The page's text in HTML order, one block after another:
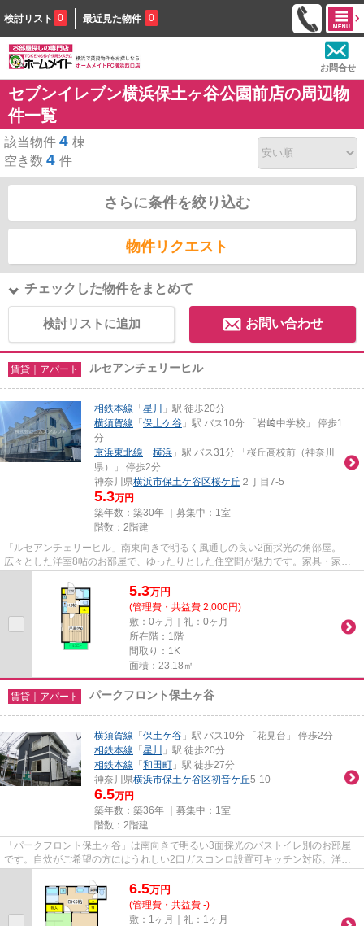
検討リスト 0 最近見た物件 0
お問合せ
セブンイレブン横浜保土ヶ谷公園前店の周辺物
件一覧
該当物件 4 棟
空き数 4 件
さらに条件を絞り込む
物件リクエスト
チェックした物件をまとめて
検討リストに追加 お問い合わせ
賃貸｜アパート ルセアンチェリーヒル
相鉄本線 「 星川
」駅 徒歩20分
横須賀線 「 保土ケ谷 」駅 バス10分 「岩﨑中学校」 停歩1
分
京浜東北線 「 横浜 」駅 バス31分 「桜丘高校前（神奈川
県）」 停歩2分
神奈川県横浜市保土ケ谷区桜ケ丘 ２丁目7-5
5.3万円
築年数：築30年 ｜募集中： 1室
階数：2階建
「ルセアンチェリーヒル」南東向きで明るく風通しの良い2面採光の角部屋。
広々とした洋室8帖のお部屋で、ゆったりとした住空間が魅力です。家具・家電
5.3万円
(管理費・共益費 2,000円)
敷：0ヶ月｜礼：0ヶ月
所在階：1階
間取り：1K
面積：23.18㎡
賃貸｜アパート パークフロント保土ヶ谷
横須賀線 「 保土ケ谷 」駅 バス10分 「花見台」 停歩2分
相鉄本線 「 星川
」駅 徒歩20分
相鉄本線 「 和田町 」駅 徒歩27分
神奈川県横浜市保土ケ谷区初音ケ丘5-10
6.5万円
築年数：築36年 ｜募集中： 1室
階数：2階建
「パークフロント保土ヶ谷」は南向きで明るい3面採光のバストイレ別のお部屋
です。自炊がご希望の方にはうれしい2口ガスコンロ設置可キッチン対応。洋室
6.5万円
(管理費・共益費 -)
敷：1ヶ月｜礼：1ヶ月